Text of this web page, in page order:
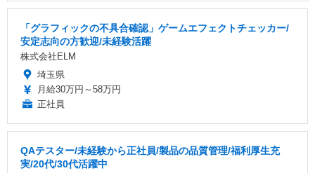
「グラフィックの不具合確認」ゲームエフェクトチェッカー/
安定志向の方歓迎/未経験活躍
株式会社ELM
埼玉県
月給30万円～58万円
正社員
QAテスター/未経験から正社員/製品の品質管理/福利厚生充
実/20代/30代活躍中